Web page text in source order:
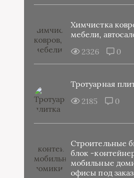
Химчистка
мебели,
2326
0
Тротуарная
2185
0
Строительные
блок -
мобильные
офисы под